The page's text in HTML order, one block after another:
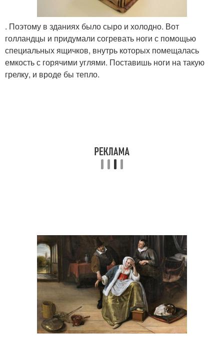
. Поэтому в зданиях было сыро и холодно. Вот
голландцы и придумали согревать ноги с помощью
специальных ящичков, внутрь которых помещалась
емкость с горячими углями. Поставишь ноги на такую
грелку, и вроде бы тепло.